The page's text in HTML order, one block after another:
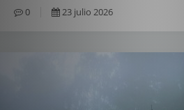
0
23 julio 2026